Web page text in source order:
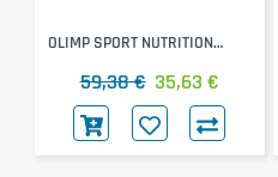
OLIMP SPORT NUTRITION
White Chocolate Style)
59,38 € 35,63 €